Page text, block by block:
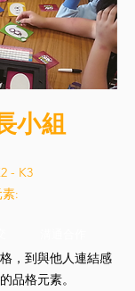
小組
- K3
:
，到與他人連結感
品格元素。